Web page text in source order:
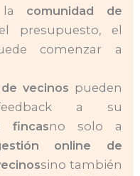
la comunidad de
presupuesto, el
comenzar a
vecinos pueden
a su
fincasno solo a
online de
sino también